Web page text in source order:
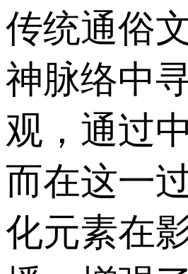
传统通俗
神脉络中
观，通过
而在这一
化元素在